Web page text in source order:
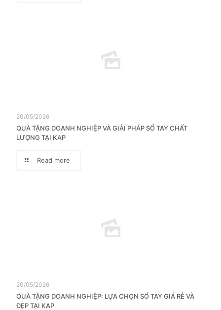
20/05/2026
QUÀ TẶNG DOANH NGHIỆP VÀ GIẢI PHÁP SỔ TAY CHẤT
LƯỢNG TẠI KAP
Read more
20/05/2026
QUÀ TẶNG DOANH NGHIỆP: LỰA CHỌN SỔ TAY GIÁ RẺ VÀ
ĐẸP TẠI KAP